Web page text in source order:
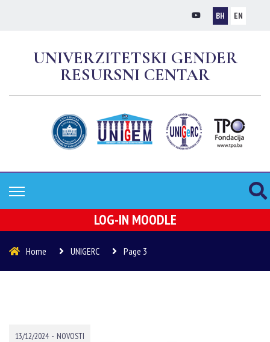
BH EN
UNIVERZITETSKI GENDER
RESURSNI CENTAR
LOG-IN MOODLE
Home UNIGERC Page 3
13/12/2024 - NOVOSTI